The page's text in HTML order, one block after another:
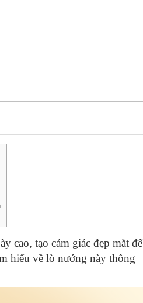
cao, tạo cảm giác đẹp mắt để
hiểu về lò nướng này thông